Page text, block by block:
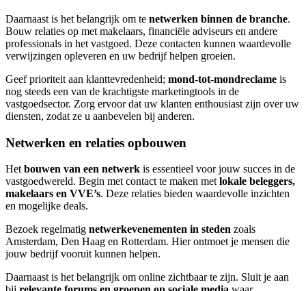
Daarnaast is het belangrijk om te netwerken binnen de branche.
Bouw relaties op met makelaars, financiële adviseurs en andere
professionals in het vastgoed. Deze contacten kunnen waardevolle
verwijzingen opleveren en uw bedrijf helpen groeien.
Geef prioriteit aan klanttevredenheid; mond-tot-mondreclame is
nog steeds een van de krachtigste marketingtools in de
vastgoedsector. Zorg ervoor dat uw klanten enthousiast zijn over uw
diensten, zodat ze u aanbevelen bij anderen.
Netwerken en relaties opbouwen
Hetbouwen van een netwerk is essentieel voor jouw succes in de
vastgoedwereld. Begin met contact te maken metlokale beleggers,
makelaars en VVE’s. Deze relaties bieden waardevolle inzichten
en mogelijke deals.
Bezoek regelmatig netwerkevenementen in steden zoals
Amsterdam, Den Haag en Rotterdam. Hier ontmoet je mensen die
jouw bedrijf vooruit kunnen helpen.
Daarnaast is het belangrijk om online zichtbaar te zijn. Sluit je aan